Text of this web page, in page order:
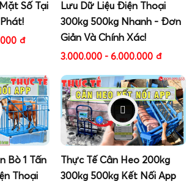
cân tiểu li - cân mini ở Cân Gia Phát
cân toàn quốc, giao nhanh tận
Số Tại
đ
Lưu Dữ Liệu Điện Thoại
300kg 500kg Nhanh - Đơn
Giản Và Chính Xác!
3.000.000 - 6.000.000 đ
Bò 1 Tấn
Thoại
Thực Tế Cân Heo 200kg
300kg 500kg Kết Nối App